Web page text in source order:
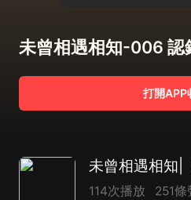
未曾相遇相知-006 認
打開APP
114次播放 251條